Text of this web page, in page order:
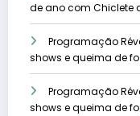
de ano com Chiclete
Programação
shows e queima de
Programação
shows e queima de